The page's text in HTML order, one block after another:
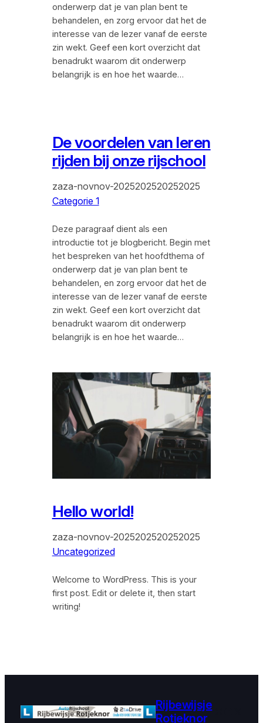
onderwerp dat je van plan bent te
behandelen, en zorg ervoor dat het de
interesse van de lezer vanaf de eerste
zin wekt. Geef een kort overzicht dat
benadrukt waarom dit onderwerp
belangrijk is en hoe het waarde…
De voordelen van leren
rijden bij onze rijschool
zaza-novnov-2025202520252025
Categorie 1
Deze paragraaf dient als een
introductie tot je blogbericht. Begin met
het bespreken van het hoofdthema of
onderwerp dat je van plan bent te
behandelen, en zorg ervoor dat het de
interesse van de lezer vanaf de eerste
zin wekt. Geef een kort overzicht dat
benadrukt waarom dit onderwerp
belangrijk is en hoe het waarde…
Hello world!
zaza-novnov-2025202520252025
Uncategorized
Welcome to WordPress. This is your
first post. Edit or delete it, then start
writing!
Rijbewijsje
Rotjeknor